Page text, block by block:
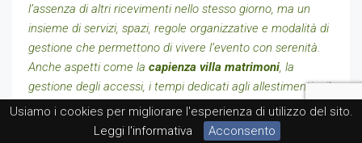
Usiamo i cookies per migliorare l'esperienza di utilizzo del sito.
Leggi l'informativa
Acconsento
l’assenza di altri ricevimenti nello stesso giorno, ma un
insieme di servizi, spazi, regole organizzative e modalità di
gestione che permettono di vivere l’evento con serenità.
Anche aspetti come la capienza villa matrimoni, la
gestione degli accessi, i tempi dedicati agli allestimenti e il
coordinamento con i fornitori contribuiscono a rendere
davvero esclusiva l’esperienza.